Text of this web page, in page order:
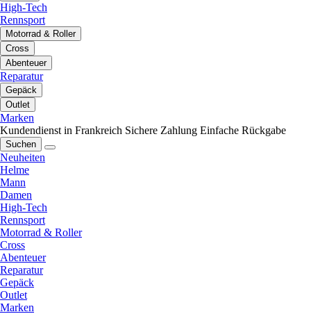
High-Tech
Rennsport
Motorrad & Roller
Cross
Abenteuer
Reparatur
Gepäck
Outlet
Marken
Kundendienst in Frankreich Sichere Zahlung Einfache Rückgabe
Suchen
Neuheiten
Helme
Mann
Damen
High-Tech
Rennsport
Motorrad & Roller
Cross
Abenteuer
Reparatur
Gepäck
Outlet
Marken